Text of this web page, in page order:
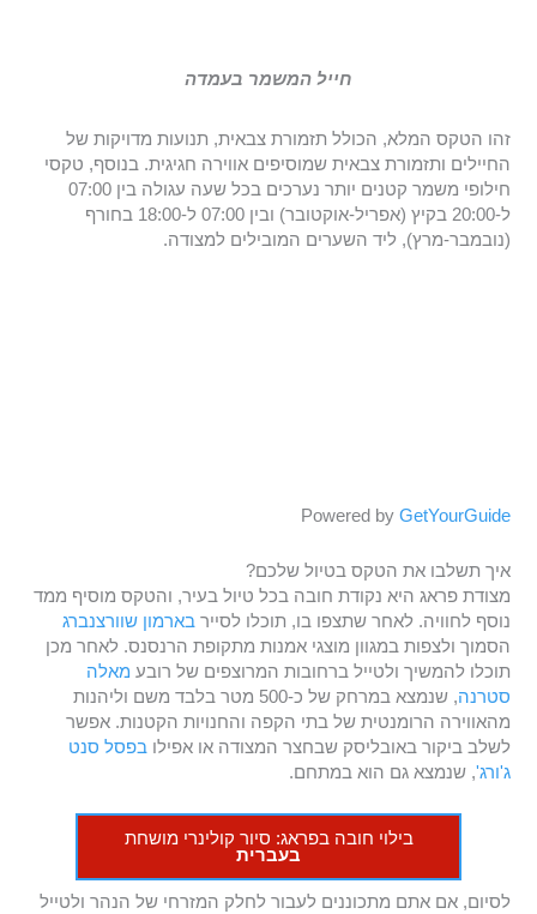
חייל המשמר בעמדה
זהו הטקס המלא, הכולל תזמורת צבאית, תנועות מדויקות של
החיילים ותזמורת צבאית שמוסיפים אווירה חגיגית. בנוסף, טקסי
חילופי משמר קטנים יותר נערכים בכל שעה עגולה בין 07:00
ל-20:00 בקיץ (אפריל-אוקטובר) ובין 07:00 ל-18:00 בחורף
(נובמבר-מרץ), ליד השערים המובילים למצודה.
Powered by GetYourGuide
איך תשלבו את הטקס בטיול שלכם?
מצודת פראג היא נקודת חובה בכל טיול בעיר, והטקס מוסיף ממד
נוסף לחוויה. לאחר שתצפו בו, תוכלו לסייר בארמון שוורצנברג
הסמוך ולצפות במגוון מוצגי אמנות מתקופת הרנסנס. לאחר מכן
תוכלו להמשיך ולטייל ברחובות המרוצפים של רובע מאלה
סטרנה
, שנמצא במרחק של כ-500 מטר בלבד משם וליהנות
מהאווירה הרומנטית של בתי הקפה והחנויות הקטנות. אפשר
לשלב ביקור באובליסק שבחצר המצודה או אפילו בפסל סנט
ג'ורג', שנמצא גם הוא במתחם.
בילוי חובה בפראג: סיור קולינרי מושחת
בעברית
לסיום, אם אתם מתכוננים לעבור לחלק המזרחי של הנהר ולטייל